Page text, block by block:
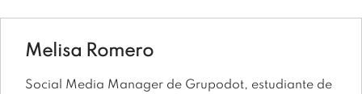
Melisa Romero
Social Media Manager de Grupodot, estudiante de